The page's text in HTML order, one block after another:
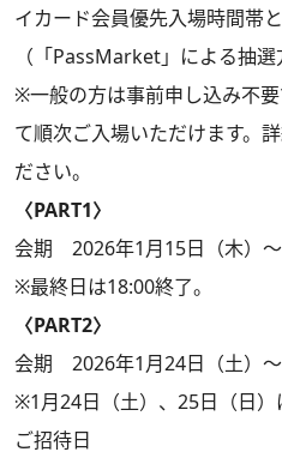
イカード会員優先入場時間帯
（「PassMarket」による抽選
※一般の方は事前申し込み不
て順次ご入場いただけます。
ださい。
〈PART1〉
会期 2026年1月15日（木）～
※最終日は18:00終了。
〈PART2〉
会期 2026年1月24日（土）～
※1月24日（土）、25日（日
ご招待日